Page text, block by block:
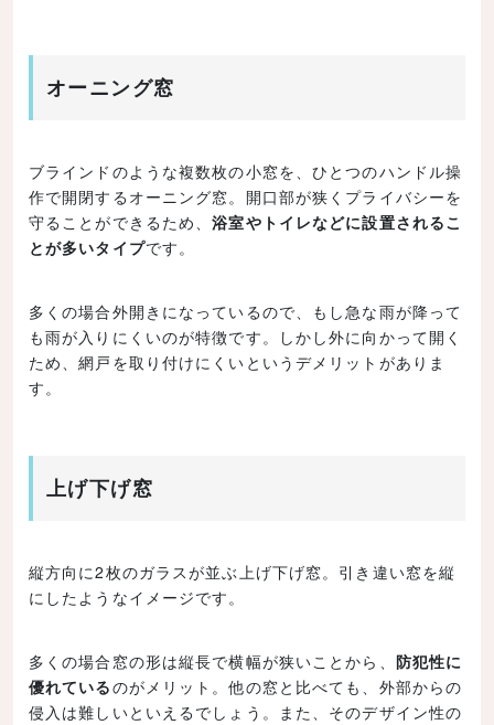
オーニング窓
ブラインドのような複数枚の小窓を、ひとつのハンドル操
作で開閉するオーニング窓。開口部が狭くプライバシーを
守ることができるため、浴室やトイレなどに設置されるこ
とが多いタイプです。
多くの場合外開きになっているので、もし急な雨が降って
も雨が入りにくいのが特徴です。しかし外に向かって開く
ため、網戸を取り付けにくいというデメリットがありま
す。
上げ下げ窓
縦方向に2枚のガラスが並ぶ上げ下げ窓。引き違い窓を縦
にしたようなイメージです。
多くの場合窓の形は縦長で横幅が狭いことから、 防犯性に
優れているのがメリット。他の窓と比べても、外部からの
侵入は難しいといえるでしょう。また、そのデザイン性の